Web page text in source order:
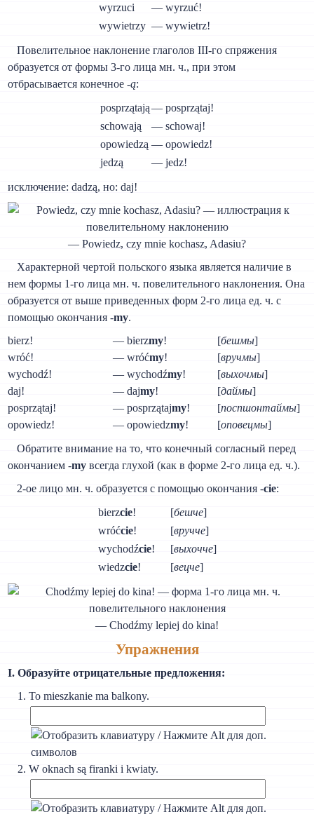
wyrzuci
— wyrzuć!
wywietrzy — wywietrz!
Повелительное наклонение глаголов III-го спряжения
образуется от формы 3-го лица мн. ч., при этом
отбрасывается конечное -ą:
posprzątają— posprzątaj!
schowają
— schowaj!
opowiedzą — opowiedz!
jedzą
— jedz!
исключение: dadzą, но: daj!
— Powiedz, czy mnie kochasz, Adasiu?
Характерной чертой польского языка является наличие в
нем формы 1-го лица мн. ч. повелительного наклонения. Она
образуется от выше приведенных форм 2-го лица ед. ч. с
помощью окончания -my.
bierz!
— bierzmy! [бешмы]
wróć!
— wróćmy! [вручмы]
wychodź!
— wychodźmy! [выхочмы]
daj!
— dajmy! [даймы]
posprzątaj!
— posprzątajmy! [поспшонтаймы]
opowiedz!
— opowiedzmy! [оповецмы]
Обратите внимание на то, что конечный согласный перед
окончанием -my всегда глухой (как в форме 2-го лица ед. ч.).
2-ое лицо мн. ч. образуется с помощью окончания -cie:
bierzcie! [бешче]
wróćcie! [вручче]
wychodźcie! [выхочче]
wiedzcie! [вецче]
— Chodźmy lepiej do kina!
Упражнения
I. Образуйте отрицательные предложения:
То mieszkanie ma balkony.
W oknach są firanki i kwiaty.